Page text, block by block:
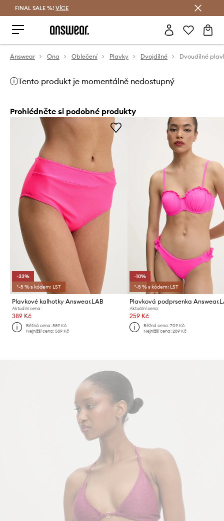
FINAL SALE %! VÍCE
Answear Ona Oblečení Plavky Dvojdílné Dvoudílné
Tento produkt je momentálně nedostupný
Prohlédněte si podobné produkty
-33%
*-5 % s kódem: LST
Plavkové kalhotky Answear.LAB
Aktuální cena:
389 Kč
Běžná cena:589 Kč
Nejnižší cena:589 Kč
-10%
*-5 % s kódem: LST
Plavková podprsenka
Aktuální cena:
259 Kč
Běžná cena: 709 Kč
Nejnižší cena: 289 Kč